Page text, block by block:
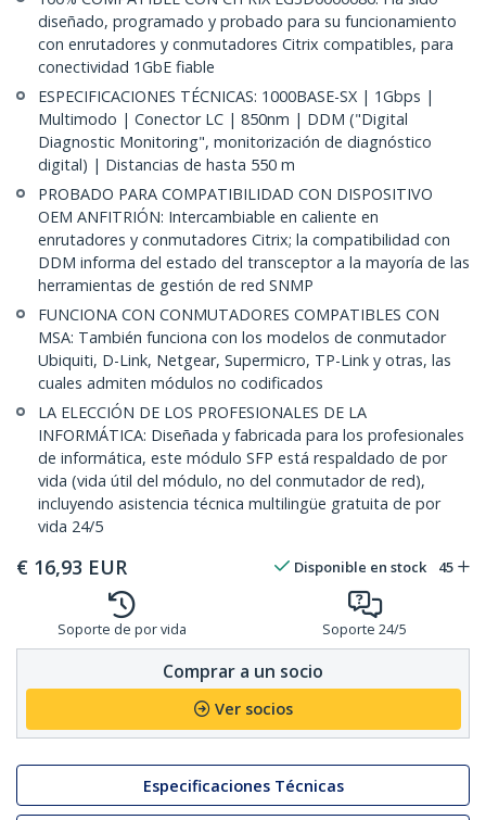
diseñado, programado y probado para su funcionamiento
con enrutadores y conmutadores Citrix compatibles, para
conectividad 1GbE fiable
ESPECIFICACIONES TÉCNICAS: 1000BASE-SX | 1Gbps |
Multimodo | Conector LC | 850nm | DDM ("Digital
Diagnostic Monitoring", monitorización de diagnóstico
digital) | Distancias de hasta 550 m
PROBADO PARA COMPATIBILIDAD CON DISPOSITIVO
OEM ANFITRIÓN: Intercambiable en caliente en
enrutadores y conmutadores Citrix; la compatibilidad con
DDM informa del estado del transceptor a la mayoría de las
herramientas de gestión de red SNMP
FUNCIONA CON CONMUTADORES COMPATIBLES CON
MSA: También funciona con los modelos de conmutador
Ubiquiti, D-Link, Netgear, Supermicro, TP-Link y otras, las
cuales admiten módulos no codificados
LA ELECCIÓN DE LOS PROFESIONALES DE LA
INFORMÁTICA: Diseñada y fabricada para los profesionales
de informática, este módulo SFP está respaldado de por
vida (vida útil del módulo, no del conmutador de red),
incluyendo asistencia técnica multilingüe gratuita de por
vida 24/5
€ 16,93 EUR Disponible en stock 45
Soporte de por vida Soporte 24/5
Comprar a un socio
Ver socios
Especificaciones Técnicas